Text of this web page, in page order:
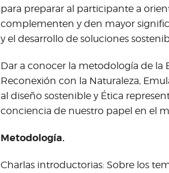
para preparar al participante a
complementen y den mayor
y el desarrollo de soluciones
Dar a conocer la metodología de la
Reconexión con la Naturaleza,
al diseño sostenible y Ética
conciencia de nuestro papel en el
Metodología.
Charlas introductorias: Sobre los